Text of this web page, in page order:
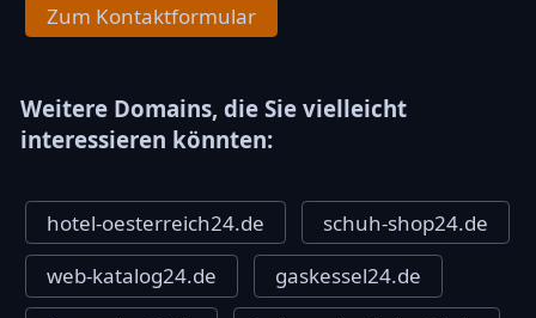
Zum Kontaktformular
Weitere Domains, die Sie vielleicht
interessieren könnten:
hotel-oesterreich24.de
schuh-shop24.de
web-katalog24.de
gaskessel24.de